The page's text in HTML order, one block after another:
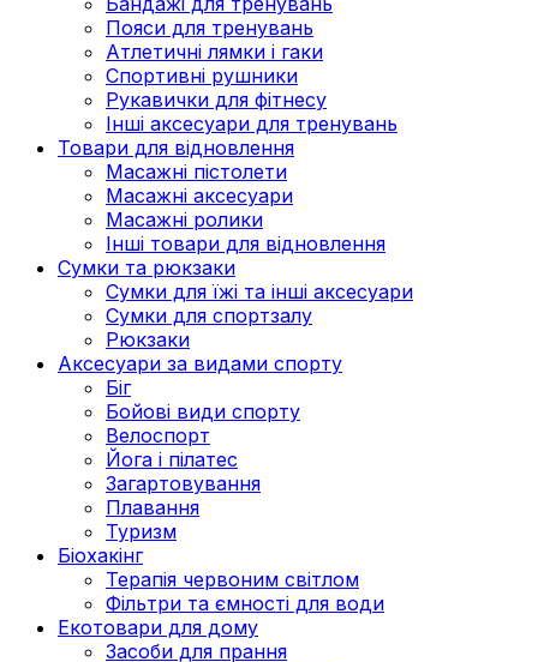
Пояси для тренувань
Атлетичні лямки і гаки
Спортивні рушники
Рукавички для фітнесу
Інші аксесуари для тренувань
Товари для відновлення
Масажні пістолети
Масажні аксесуари
Масажні ролики
Інші товари для відновлення
Сумки та рюкзаки
Сумки для їжі та інші аксесуари
Сумки для спортзалу
Рюкзаки
Аксесуари за видами спорту
Біг
Бойові види спорту
Велоспорт
Йога і пілатес
Загартовування
Плавання
Туризм
Біохакінг
Терапія червоним світлом
Фільтри та ємності для води
Екотовари для дому
Засоби для прання